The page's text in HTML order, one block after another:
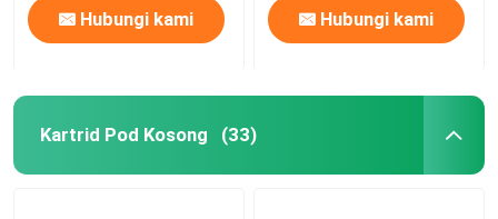
Hubungi kami Hubungi kami
Kartrid Pod Kosong (33)